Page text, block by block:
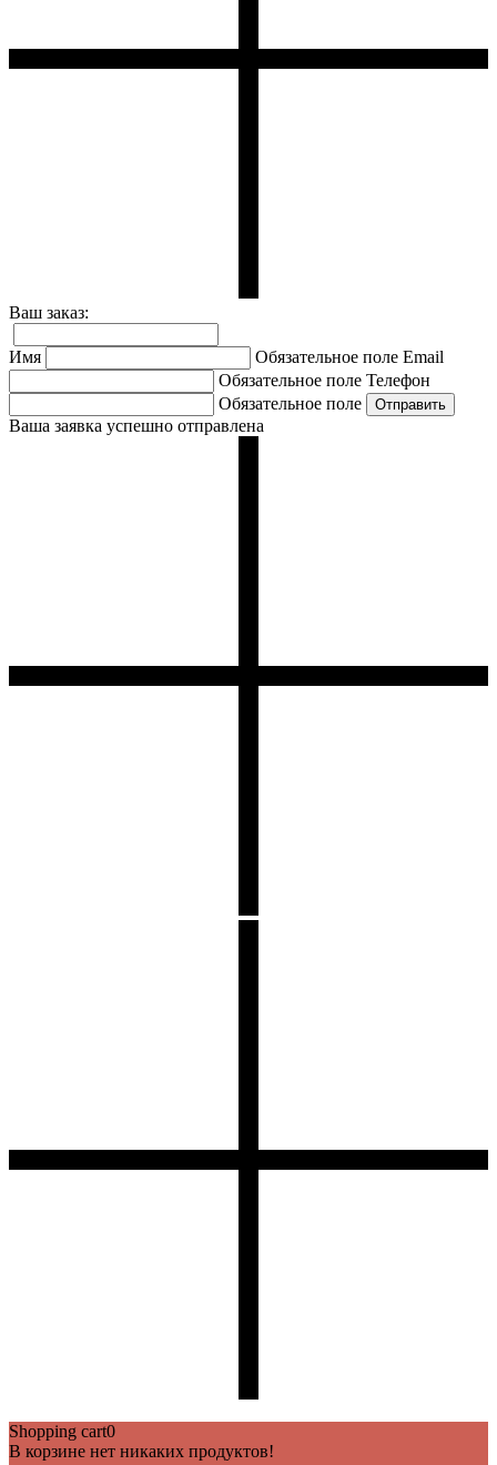
Ваш заказ:
Имя Обязательное поле Email
Обязательное поле Телефон
Обязательное поле
Ваша заявка успешно отправлена
Shopping cart0
В корзине нет никаких продуктов!